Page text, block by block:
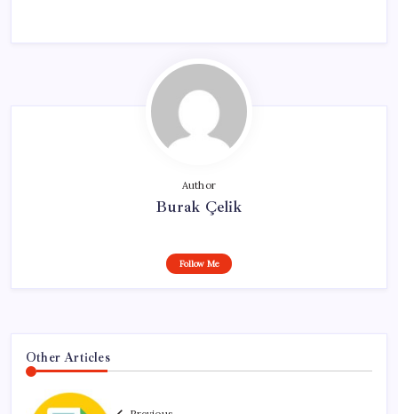
Author
Burak Çelik
Follow Me
Other Articles